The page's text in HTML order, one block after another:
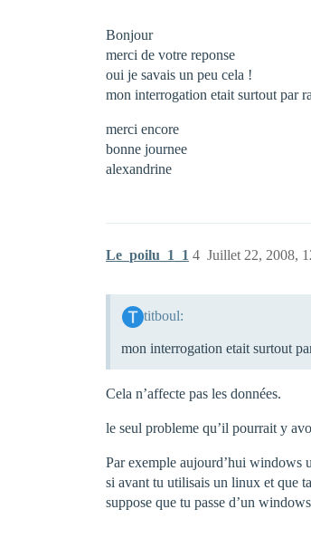
Bonjour
merci de votre reponse
oui je savais un peu cela !
mon interrogation etait surtout par
merci encore
bonne journee
alexandrine
Le_poilu_1_1 Juillet 22, 2008,
4
titboul:
mon interrogation etait surtout
Cela n’affecte pas les données.
le seul probleme qu’il pourrait y
Par exemple aujourd’hui windows
si avant tu utilisais un linux et que
suppose que tu passe d’un